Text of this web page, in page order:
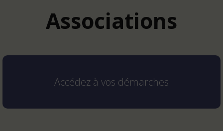
Associations
Accédez à vos démarches